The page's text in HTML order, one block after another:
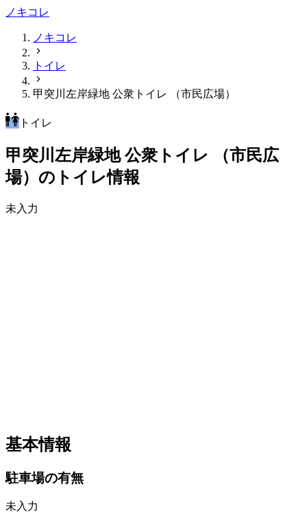
ノキコレ
ノキコレ
トイレ
甲突川左岸緑地 公衆トイレ （市民広場）
トイレ
甲突川左岸緑地 公衆トイレ （市民広
場）のトイレ情報
未入力
基本情報
駐車場の有無
未入力